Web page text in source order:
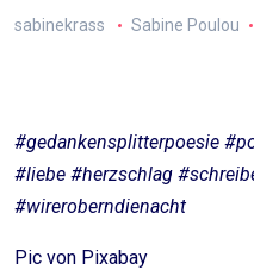
sabinekrass Sabine Poulou
#gedankensplitterpoesie
#liebe #herzschlag
#wireroberndienacht
Pic von Pixabay